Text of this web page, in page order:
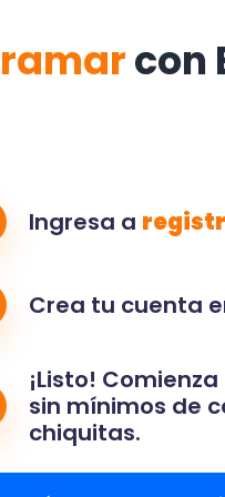
con
Ingresa a
Crea tu cuenta
¡Listo!
sin mínimos de
chiquitas.